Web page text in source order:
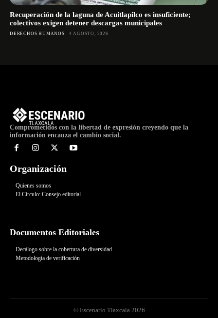
Recuperación de la laguna de Acuitlapilco es insuficiente;
colectivos exigen detener descargas municipales
DERECHOS HUMANOS 4 AGOSTO, 2026
Comprometidos con la libertad de expresión creyendo que la
información encauza el cambio social.
Organización
Quienes somos
El Círculo: Consejo editorial
Documentos Editoriales
Decálogo sobre la cobertura de diversidad
Metodología de verificación
© Escenario Tlaxcala 2026